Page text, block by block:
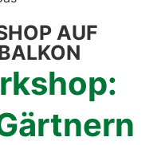
AUF